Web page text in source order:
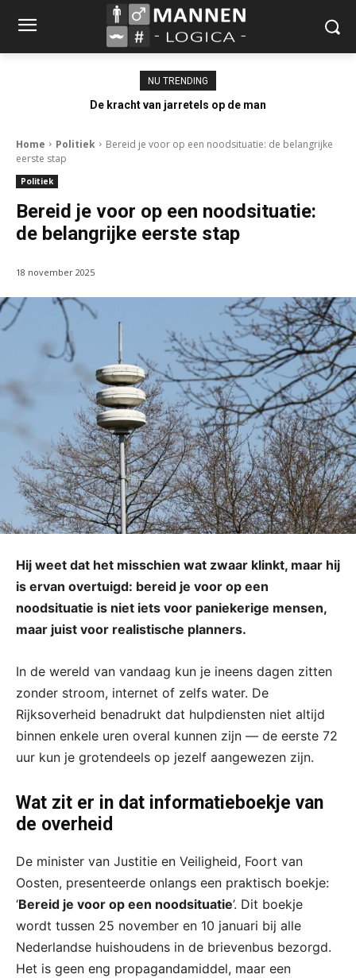
NU TRENDING
De kracht van jarretels op de man
Home Politiek
Bereid je voor op een noodsituatie: de belangrijke
eerste stap
Politiek
Bereid je voor op een noodsituatie:
de belangrijke eerste stap
18 november 2025
Hij weet dat het misschien wat zwaar klinkt, maar hij
is ervan overtuigd: bereid je voor op een
noodsituatie is niet iets voor paniekerige mensen,
maar juist voor realistische planners.
In de wereld van vandaag kun je ineens dagen zitten
zonder stroom, internet of zelfs water. De
Rijksoverheid benadrukt dat hulpdiensten niet altijd
binnen enkele uren overal kunnen zijn — de eerste 72
uur kun je grotendeels op jezelf aangewezen zijn.
Wat zit er in dat informatieboekje van
de overheid
De minister van Justitie en Veiligheid, Foort van
Oosten, presenteerde onlangs een praktisch boekje:
‘Bereid je voor op een noodsituatie’. Dit boekje
wordt tussen 25 november en 10 januari bij alle
Nederlandse huishoudens in de brievenbus bezorgd.
Het is geen eng propaganda­middel, maar een